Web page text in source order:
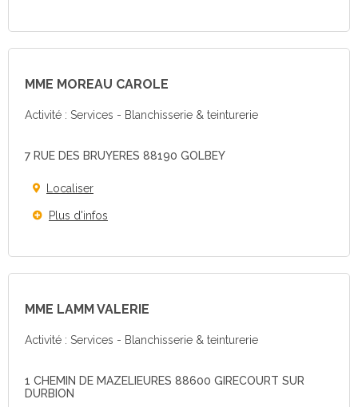
MME MOREAU CAROLE
Activité : Services - Blanchisserie & teinturerie
7 RUE DES BRUYERES 88190 GOLBEY
Localiser
Plus d'infos
MME LAMM VALERIE
Activité : Services - Blanchisserie & teinturerie
1 CHEMIN DE MAZELIEURES 88600 GIRECOURT SUR
DURBION